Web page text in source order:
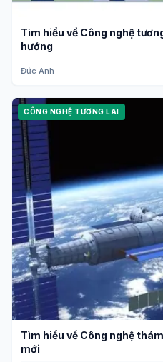
Tìm hiểu về Công nghệ
hướng
Đức Anh
CÔNG NGHỆ TƯƠNG LAI
Tìm hiểu về Công nghệ
mới